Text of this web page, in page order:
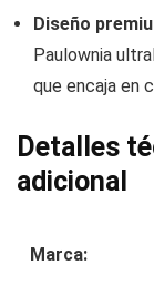
Diseño
Paulownia
que encaja en
Detalles
adicional
Marca: